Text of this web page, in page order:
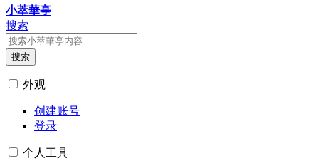
小萃華亭
搜索
搜索
外观
创建账号
登录
个人工具